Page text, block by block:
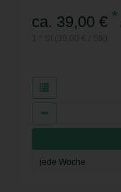
ca. 39,00 € *